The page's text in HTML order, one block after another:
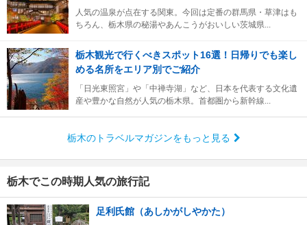
人気の温泉が点在する関東。今回は定番の群馬県・草津はも
ちろん、栃木県の秘湯やあんこうがおいしい茨城県...
栃木観光で行くべきスポット16選！日帰りでも楽し
める名所をエリア別でご紹介
「日光東照宮」や「中禅寺湖」など、日本を代表する文化遺
産や豊かな自然が人気の栃木県。首都圏から新幹線...
栃木のトラベルマガジンをもっと見る
栃木でこの時期人気の旅行記
足利氏館（あしかがしやかた）